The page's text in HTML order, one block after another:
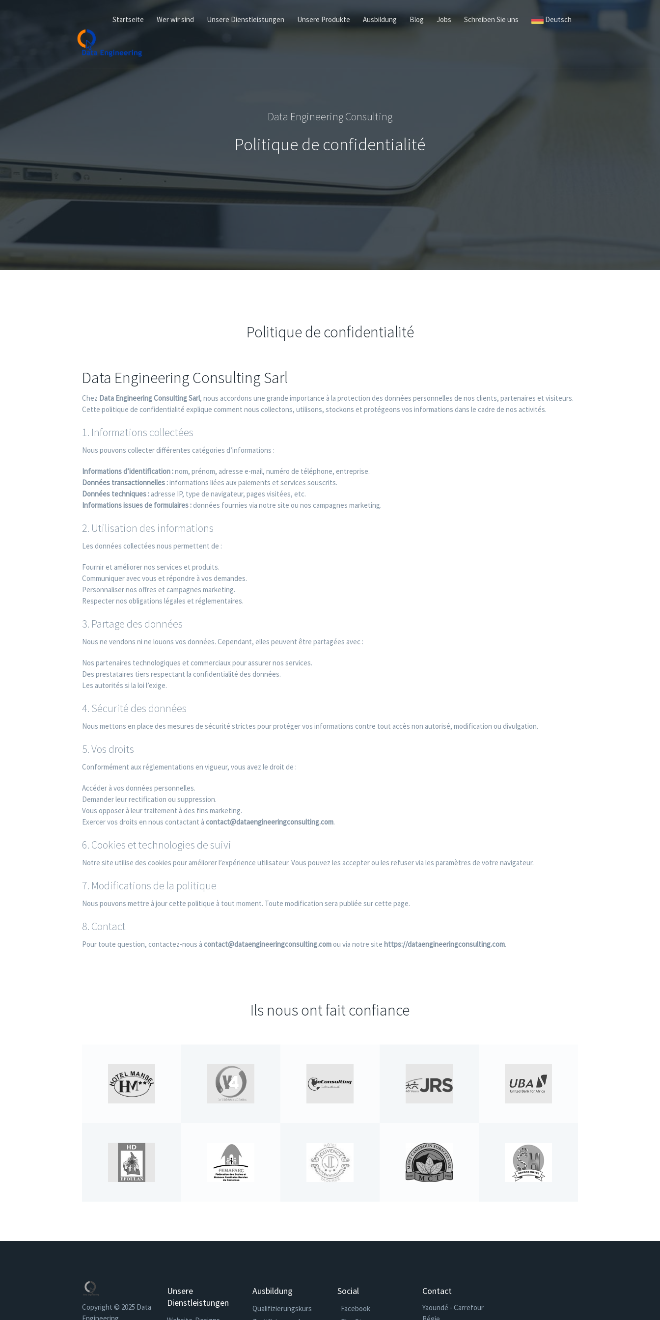
Startseite Wer wir sind Unsere Dienstleistungen Unsere Produkte Ausbildung Blog Jobs Schreiben Sie uns Deutsch
Data Engineering Consulting
Politique de confidentialité
Politique de confidentialité
Data Engineering Consulting Sarl
Chez Data Engineering Consulting Sarl, nous accordons une grande importance à la protection des données personnelles de nos clients, partenaires et visiteurs.
Cette politique de confidentialité explique comment nous collectons, utilisons, stockons et protégeons vos informations dans le cadre de nos activités.
1. Informations collectées
Nous pouvons collecter différentes catégories d’informations :
Informations d’identification :nom, prénom, adresse e-mail, numéro de téléphone, entreprise.
Données transactionnelles :informations liées aux paiements et services souscrits.
Données techniques : adresse IP, type de navigateur, pages visitées, etc.
Informations issues de formulaires :données fournies via notre site ou nos campagnes marketing.
2. Utilisation des informations
Les données collectées nous permettent de :
Fournir et améliorer nos services et produits.
Communiquer avec vous et répondre à vos demandes.
Personnaliser nos offres et campagnes marketing.
Respecter nos obligations légales et réglementaires.
3. Partage des données
Nous ne vendons ni ne louons vos données. Cependant, elles peuvent être partagées avec :
Nos partenaires technologiques et commerciaux pour assurer nos services.
Des prestataires tiers respectant la confidentialité des données.
Les autorités si la loi l’exige.
4. Sécurité des données
Nous mettons en place des mesures de sécurité strictes pour protéger vos informations contre tout accès non autorisé, modification ou divulgation.
5. Vos droits
Conformément aux réglementations en vigueur, vous avez le droit de :
Accéder à vos données personnelles.
Demander leur rectification ou suppression.
Vous opposer à leur traitement à des fins marketing.
Exercer vos droits en nous contactant à contact@dataengineeringconsulting.com.
6. Cookies et technologies de suivi
Notre site utilise des cookies pour améliorer l’expérience utilisateur. Vous pouvez les accepter ou les refuser via les paramètres de votre navigateur.
7. Modifications de la politique
Nous pouvons mettre à jour cette politique à tout moment. Toute modification sera publiée sur cette page.
8. Contact
Pour toute question, contactez-nous à contact@dataengineeringconsulting.comou via notre site https://dataengineeringconsulting.com.
Ils nous ont fait confiance
Copyright © 2025 Data
Unsere
Dienstleistungen
Ausbildung
Qualifizierungskurs
Social
Facebook
Contact
Yaoundé - Carrefour